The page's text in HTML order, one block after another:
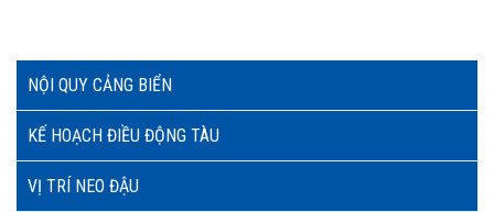
NỘI QUY CẢNG BIỂN
KẾ HOẠCH ĐIỀU ĐỘNG TÀU
VỊ TRÍ NEO ĐẬU